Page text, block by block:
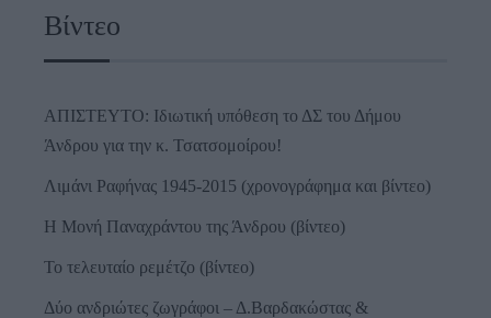
Βίντεο
ΑΠΙΣΤΕΥΤΟ: Ιδιωτική υπόθεση το ΔΣ του Δήμου
Άνδρου για την κ. Τσατσομοίρου!
Λιμάνι Ραφήνας 1945-2015 (χρονογράφημα και βίντεο)
Η Μονή Παναχράντου της Άνδρου (βίντεο)
Το τελευταίο ρεμέτζο (βίντεο)
Δύο ανδριώτες ζωγράφοι – Δ.Βαρδακώστας &